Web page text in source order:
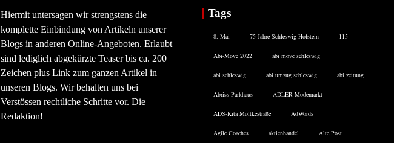
Hiermit untersagen wir strengstens die
komplette Einbindung von Artikeln unserer
Blogs in anderen Online-Angeboten. Erlaubt
sind lediglich abgekürzte Teaser bis ca. 200
Zeichen plus Link zum ganzen Artikel in
unseren Blogs. Wir behalten uns bei
Verstössen rechtliche Schritte vor. Die
Redaktion!
Tags
8. Mai 75 Jahre Schleswig-Holstein 115
Abi-Move 2022 abi move schleswig
abi schleswig abi umzug schleswig abi zeitung
Abriss Parkhaus ADLER Modemarkt
ADS-Kita Moltkestraße AdWords
Agile Coaches aktienhandel Alte Post